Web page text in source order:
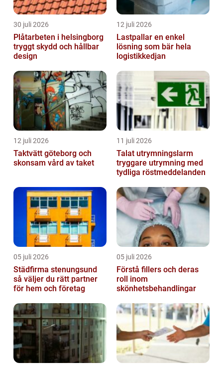
30 juli 2026
Plåtarbeten i helsingborg
tryggt skydd och hållbar
design
12 juli 2026
Lastpallar en enkel
lösning som bär hela
logistikkedjan
12 juli 2026
Taktvätt göteborg och
skonsam vård av taket
11 juli 2026
Talat utrymningslarm
tryggare utrymning med
tydliga röstmeddelanden
05 juli 2026
Städfirma stenungsund
så väljer du rätt partner
för hem och företag
05 juli 2026
Förstå fillers och deras
roll inom
skönhetsbehandlingar